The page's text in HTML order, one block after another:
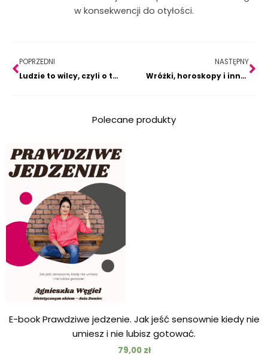
w konsekwencji do otyłości.
Prev
POPRZEDNI
Ludzie to wilcy, czyli o tym, że nie wszyscy.
NASTĘPNY
Wróżki, horoskopy i inne czary mary
Polecane produkty
E-book Prawdziwe jedzenie. Jak jeść sensownie kiedy nie
umiesz i nie lubisz gotować.
79,00 zł